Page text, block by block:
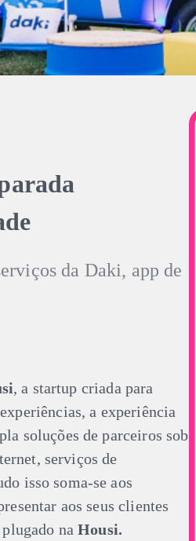
da Daki, app de
, a startup criada para
a experiência
soluções de parceiros sob
serviços de
isso soma-se aos
aos seus clientes
plugado naHousi.